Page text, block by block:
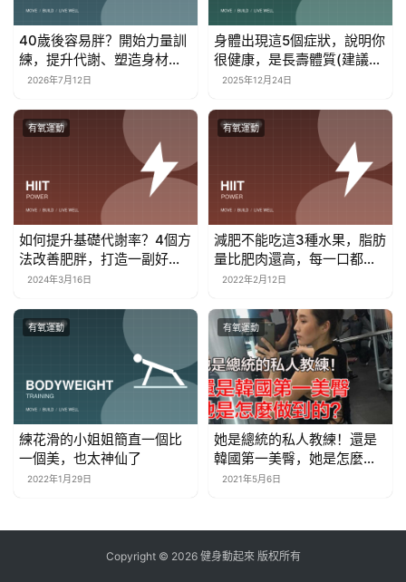
40歲後容易胖？開始力量訓
練，提升代謝、塑造身材還
對抗衰老
2026年7月12日
身體出現這5個症狀，說明你
很健康，是長壽體質(建議收
藏)
2025年12月24日
有氧運動
如何提升基礎代謝率？4個方
法改善肥胖，打造一副好身
材2024年3月16日
有氧運動
減肥不能吃這3種水果，脂肪
量比肥肉還高，每一口都發
胖！
2022年2月12日
有氧運動
練花滑的小姐姐簡直一個比
一個美，也太神仙了
2022年1月29日
有氧運動
她是總統的私人教練！還是
韓國第一美臀，她是怎麼做
到的？
2021年5月6日
Copyright © 2026 健身動起來 版权所有